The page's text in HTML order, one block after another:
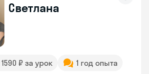
Светлана
1590 ₽ за урок
1 год опыта